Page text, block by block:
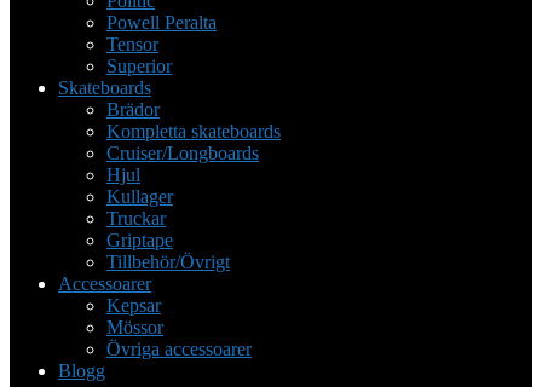
Powell Peralta
Tensor
Superior
Skateboards
Brädor
Kompletta skateboards
Cruiser/Longboards
Hjul
Kullager
Truckar
Griptape
Tillbehör/Övrigt
Accessoarer
Kepsar
Mössor
Övriga accessoarer
Blogg